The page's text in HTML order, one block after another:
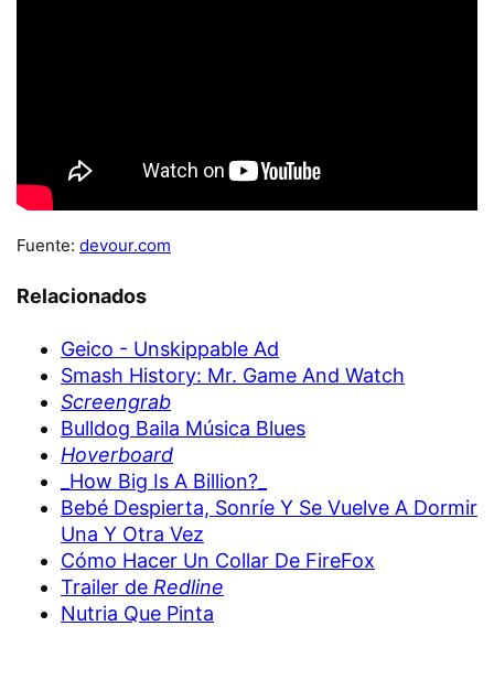
Fuente: devour.com
Relacionados
Geico - Unskippable Ad
Smash History: Mr. Game And Watch
Screengrab
Bulldog Baila Música Blues
Hoverboard
_How Big Is A Billion?_
Bebé Despierta, Sonríe Y Se Vuelve A Dormir
Una Y Otra Vez
Cómo Hacer Un Collar De FireFox
Trailer de Redline
Nutria Que Pinta